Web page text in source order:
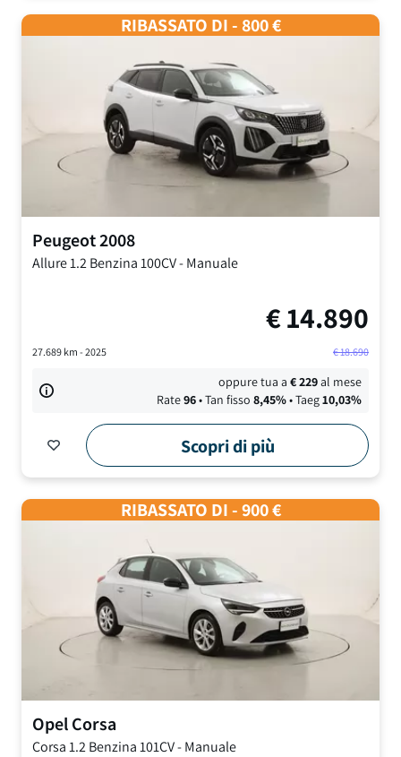
RIBASSATO DI - 800 €
Peugeot2008
Allure1.2 Benzina 100CV-Manuale
€14.890
27.689km - 2025 €18.690
oppure tua a€229al mese
Rate96• Tan fisso 8,45%• Taeg10,03%
Scopri di più
RIBASSATO DI - 900 €
OpelCorsa
Corsa1.2 Benzina 101CV-Manuale